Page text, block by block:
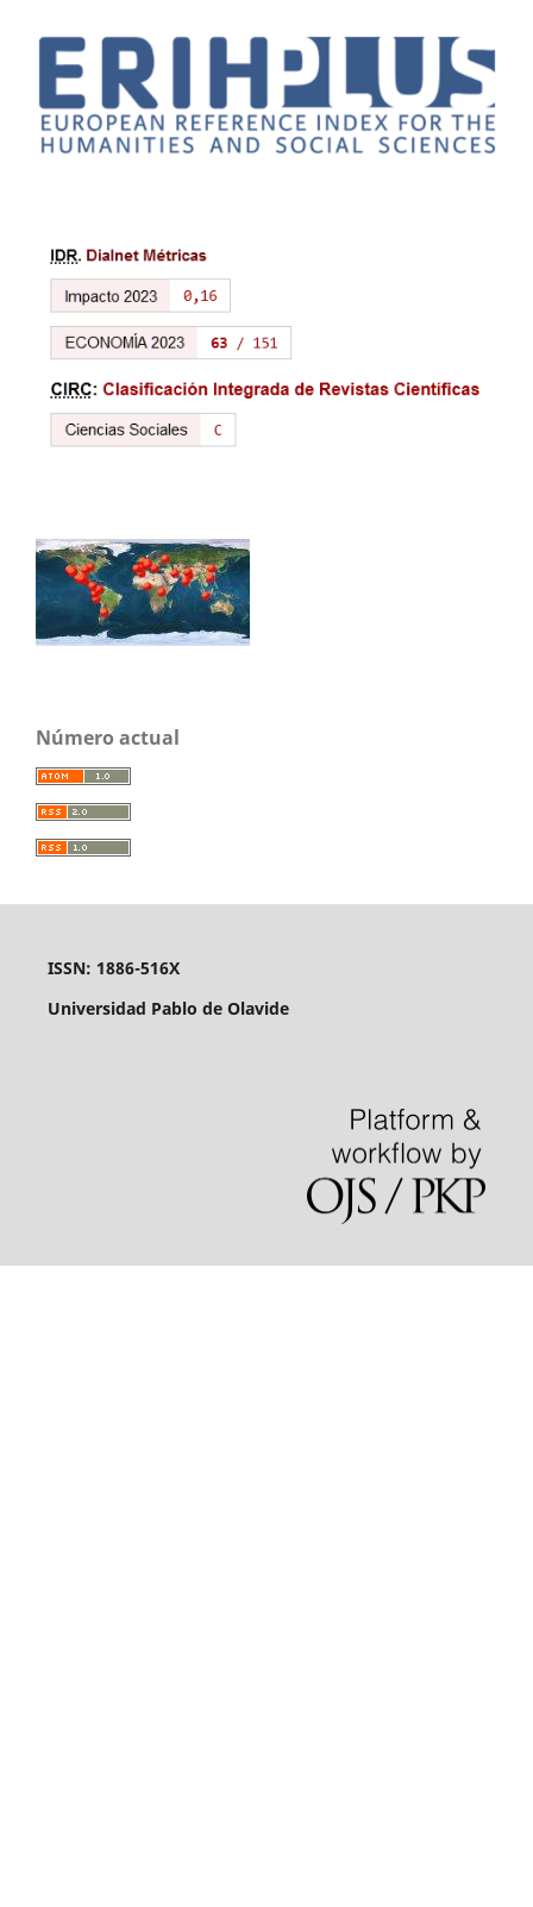
Número actual
ISSN: 1886-516X
Universidad Pablo de Olavide